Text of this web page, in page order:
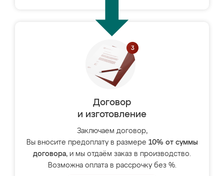
Договор
и изготовление
Заключаем договор,
Вы вносите предоплату в размере 10% от суммы
договора, и мы отдаём заказ в производство.
Возможна оплата в рассрочку без %.